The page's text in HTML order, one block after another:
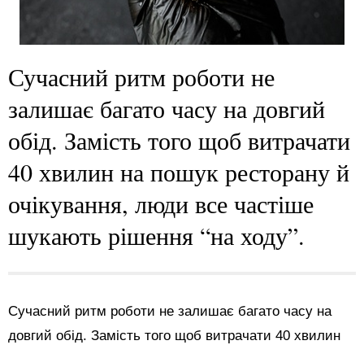
Сучасний ритм роботи не
залишає багато часу на довгий
обід. Замість того щоб витрачати
40 хвилин на пошук ресторану й
очікування, люди все частіше
шукають рішення “на ходу”.
Сучасний ритм роботи не залишає багато часу на
довгий обід. Замість того щоб витрачати 40 хвилин